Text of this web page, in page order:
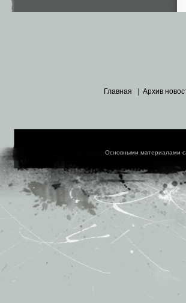
Главная Архив
Основными материалами